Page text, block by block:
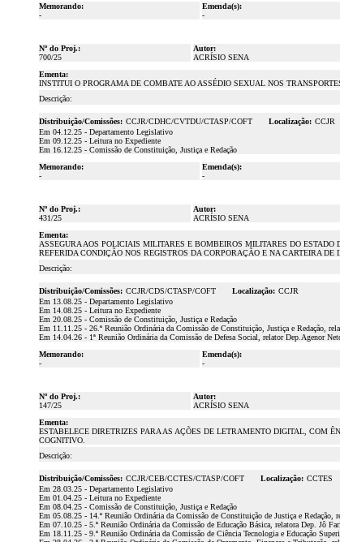
Memorando:
-
Emenda(s):
-
Nº do Proj.:
700/25
Autor:
ACRÍSIO SENA
Ementa:
INSTITUI O PROGRAMA DE COMBATE AO ASSÉDIO SEXUAL NOS
Descrição:
Distribuição/Comissões: CCJR/CDHC/CVTDU/CTASP/COFT Localização: CCJR
Em 04.12.25 - Departamento Legislativo
Em 09.12.25 - Leitura no Expediente
Em 16.12.25 - Comissão de Constituição, Justiça e Redação
Memorando:
-
Emenda(s):
-
Nº do Proj.:
431/25
Autor:
ACRÍSIO SENA
Ementa:
ASSEGURA AOS POLICIAIS MILITARES E BOMBEIROS MILITARES DO
REFERIDA CONDIÇÃO NOS REGISTROS DA CORPORAÇÃO E NA CARTEIRA
Descrição:
Distribuição/Comissões: CCJR/CDS/CTASP/COFT Localização: CCJR
Em 13.08.25 - Departamento Legislativo
Em 14.08.25 - Leitura no Expediente
Em 20.08.25 - Comissão de Constituição, Justiça e Redação
Em 11.11.25 - 26.ª Reunião Ordinária da Comissão de Constituição, Justiça e Redação,
Em 14.04.26 - 1ª Reunião Ordinária da Comissão de Defesa Social, relator Dep.Agenor
Memorando:
-
Emenda(s):
-
Nº do Proj.:
147/25
Autor:
ACRÍSIO SENA
Ementa:
ESTABELECE DIRETRIZES PARA AS AÇÕES DE LETRAMENTO DIGITAL, COM
COGNITIVO.
Descrição:
Distribuição/Comissões: CCJR/CEB/CCTES/CTASP/COFT Localização: CCTES
Em 28.03.25 - Departamento Legislativo
Em 01.04.25 - Leitura no Expediente
Em 08.04.25 - Comissão de Constituição, Justiça e Redação
Em 05.08.25 - 14.ª Reunião Ordinária da Comissão de Constituição de Justiça e
Em 07.10.25 - 5.ª Reunião Ordinária da Comissão de Educação Básica, relatora Dep. Jô
Em 18.11.25 - 9.ª Reunião Ordinária da Comissão de Ciência Tecnologia e Educação